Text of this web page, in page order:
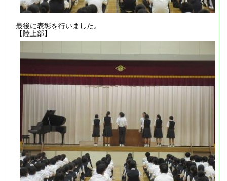
最後に表彰を行いました。
【陸上部】